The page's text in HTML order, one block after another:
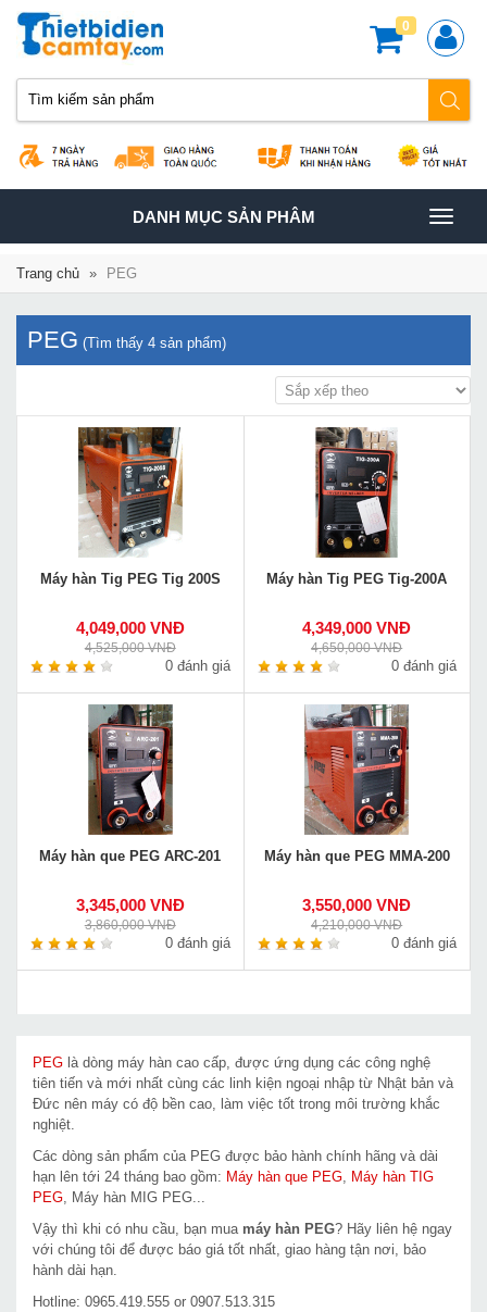
0
TOGGLE
NAVIGATION
DANH MỤC SẢN PHÂM
Trang chủ » PEG
PEG (Tìm thấy 4 sản phẩm)
Máy hàn Tig PEG Tig 200S
4,049,000 VNĐ
4,525,000 VNĐ
0 đánh giá
Máy hàn Tig PEG Tig-200A
4,349,000 VNĐ
4,650,000 VNĐ
0 đánh giá
Máy hàn que PEG ARC-201
3,345,000 VNĐ
3,860,000 VNĐ
0 đánh giá
Máy hàn que PEG MMA-200
3,550,000 VNĐ
4,210,000 VNĐ
0 đánh giá
PEG là dòng máy hàn cao cấp, được ứng dụng các công nghệ
tiên tiến và mới nhất cùng các linh kiện ngoại nhập từ Nhật bản và
Đức nên máy có độ bền cao, làm việc tốt trong môi trường khắc
nghiệt.
Các dòng sản phẩm của PEG được bảo hành chính hãng và dài
hạn lên tới 24 tháng bao gồm: Máy hàn que PEG, Máy hàn TIG
PEG, Máy hàn MIG PEG...
Vậy thì khi có nhu cầu, bạn mua máy hàn PEG? Hãy liên hệ ngay
với chúng tôi để được báo giá tốt nhất, giao hàng tận nơi, bảo
hành dài hạn.
Hotline: 0965.419.555 or 0907.513.315